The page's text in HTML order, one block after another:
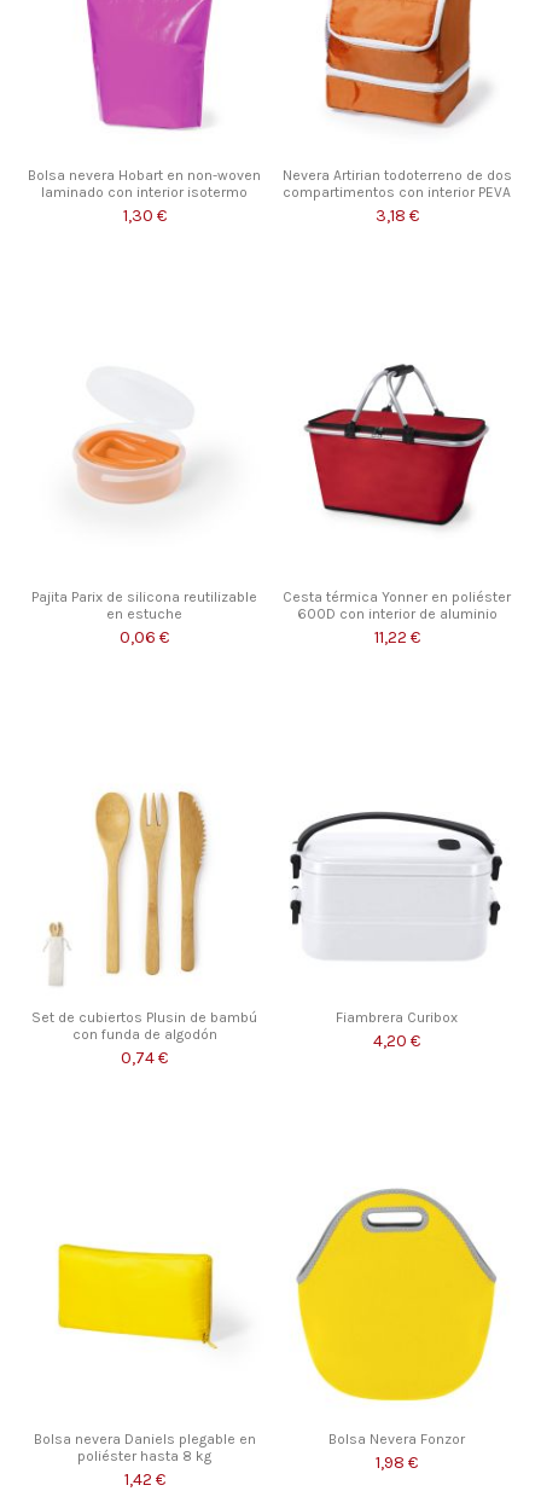
Bolsa nevera Hobart en non-woven
laminado con interior isotermo
1,30 €
Nevera Artirian todoterreno de dos
compartimentos con interior PEVA
3,18 €
Pajita Parix de silicona reutilizable
en estuche
0,06 €
Cesta térmica Yonner en poliéster
600D con interior de aluminio
11,22 €
Set de cubiertos Plusin de bambú
con funda de algodón
0,74 €
Fiambrera Curibox
4,20 €
Bolsa nevera Daniels plegable en
poliéster hasta 8 kg
1,42 €
Bolsa Nevera Fonzor
1,98 €